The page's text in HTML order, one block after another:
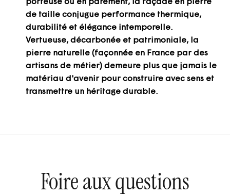
porteuse ou en parement, la façade en pierre
de taille conjugue performance thermique,
durabilité et élégance intemporelle.
Vertueuse, décarbonée et patrimoniale, la
pierre naturelle (façonnée en France par des
artisans de métier) demeure plus que jamais le
matériau d'avenir pour construire avec sens et
transmettre un héritage durable.
Foire aux questions